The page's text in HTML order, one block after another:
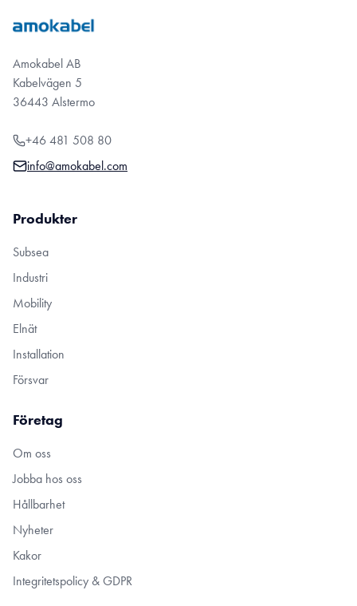
Amokabel AB
Kabelvägen 5
36443 Alstermo
+46 481 508 80
info@amokabel.com
Produkter
Subsea
Industri
Mobility
Elnät
Installation
Försvar
Företag
Om oss
Jobba hos oss
Hållbarhet
Nyheter
Kakor
Integritetspolicy & GDPR